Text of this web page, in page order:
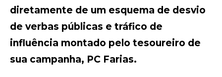
diretamente de um esquema de desvio
de verbas públicas e tráfico de
influência montado pelo tesoureiro de
sua campanha, PC Farias.